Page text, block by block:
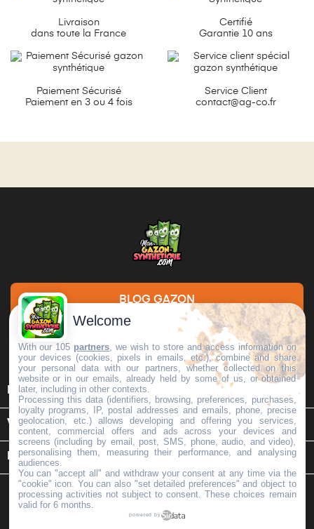
Livraison
dans toute la France
Certifié
Garantie 10 ans
Paiement Sécurisé
Paiement en 3 ou 4 fois
Service Client
contact@ag-co.fr
BLOG GAZON
DEMANDE DE DEVIS
INFORMATIONS 
VOTRE COMPTE 
INFORMATIONS SUR LE MAGASIN keyboard_arrow_down
Welcome
With our 105 partners , we wish to store and access information on
your devices (cookies, pixels in emails, etc.), combine and share
your personal data with our partners, whether collected on this
website or in our emails, already held by some of us, or obtained
later, including in other contexts.
Processing this data (identifiers, browsing, preferences, purchases,
loyalty programs, IP, postal addresses and emails, phone, precise
geolocation, etc.) allows developing and offering you services,
content, commercial offers and ads across your devices and
screens (including by email, post, SMS, phone, audio, and video),
personalising them, measuring their performance, and analysing
audiences.
You can "accept all" and withdraw your consent at any time via the
"cookie" icon . You can also "set detailed preferences" and object to
processing activities not subject to consent. These choices remain
valid for 6 months.
powered by